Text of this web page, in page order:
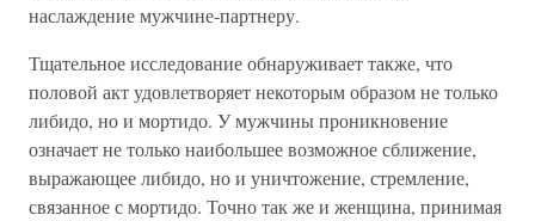
наслаждение мужчине-партнеру.
Тщательное исследование обнаруживает также, что
половой акт удовлетворяет некоторым образом не только
либидо, но и мортидо. У мужчины проникновение
означает не только наибольшее возможное сближение,
выражающее либидо, но и уничтожение, стремление,
связанное с мортидо. Точно так же и женщина, принимая